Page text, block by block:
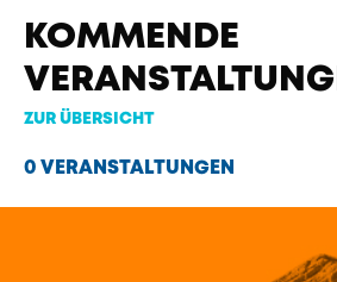
KOMMENDE
ZUR ÜBERSICHT
0 VERANSTALTUNGEN